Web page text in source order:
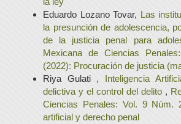
Eduardo Lozano Tovar, Las
la presunción de adolescencia,
de la justicia penal para
Mexicana de Ciencias
(2022): Procuración de justicia
Riya Gulati , Inteligencia
delictiva y el control del delito ,
Ciencias Penales: Vol. 9 Núm.
artificial y derecho penal